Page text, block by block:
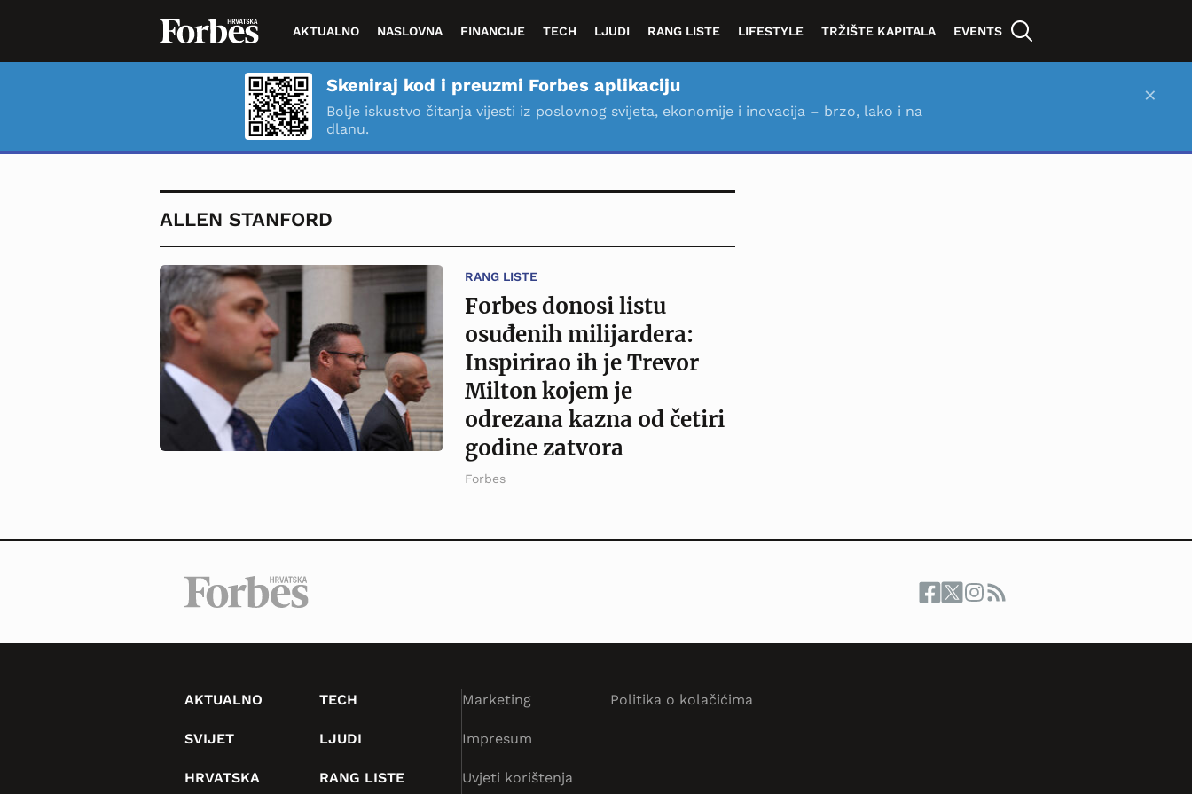
AKTUALNO NASLOVNA FINANCIJE TECH LJUDI RANG LISTE LIFESTYLE TRŽIŠTE KAPITALA EVENTS
Skeniraj kod i preuzmi Forbes aplikaciju
Bolje iskustvo čitanja vijesti iz poslovnog svijeta, ekonomije i inovacija – brzo, lako i na
dlanu.
×
ALLEN STANFORD
RANG LISTE
Forbes donosi listu
osuđenih milijardera:
Inspirirao ih je Trevor
Milton kojem je
odrezana kazna od četiri
godine zatvora
Forbes
AKTUALNO
SVIJET
HRVATSKA
TECH
LJUDI
RANG LISTE
Marketing
Impresum
Uvjeti korištenja
Politika o kolačićima